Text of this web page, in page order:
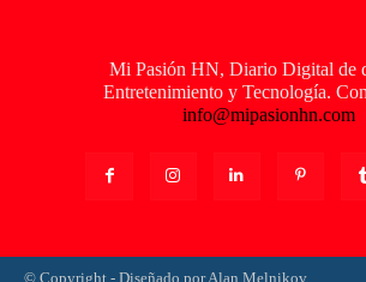
Mi Pasión HN, Diario Digital de
Entretenimiento y Tecnología.
info@mipasionhn.com
© Copyright - Diseñado por Alan Melnikov